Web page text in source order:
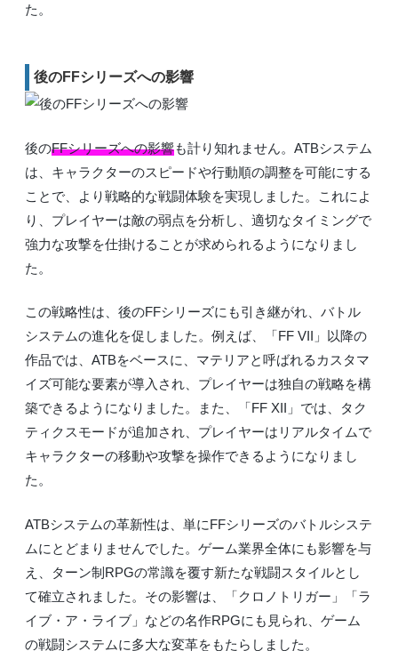
た。
後のFFシリーズへの影響
後のFFシリーズへの影響も計り知れません。ATBシステム
は、キャラクターのスピードや行動順の調整を可能にする
ことで、より戦略的な戦闘体験を実現しました。これによ
り、プレイヤーは敵の弱点を分析し、適切なタイミングで
強力な攻撃を仕掛けることが求められるようになりまし
た。
この戦略性は、後のFFシリーズにも引き継がれ、バトル
システムの進化を促しました。例えば、「FF VII」以降の
作品では、ATBをベースに、マテリアと呼ばれるカスタマ
イズ可能な要素が導入され、プレイヤーは独自の戦略を構
築できるようになりました。また、「FF XII」では、タク
ティクスモードが追加され、プレイヤーはリアルタイムで
キャラクターの移動や攻撃を操作できるようになりまし
た。
ATBシステムの革新性は、単にFFシリーズのバトルシステ
ムにとどまりませんでした。ゲーム業界全体にも影響を与
え、ターン制RPGの常識を覆す新たな戦闘スタイルとし
て確立されました。その影響は、「クロノトリガー」「ラ
イブ・ア・ライブ」などの名作RPGにも見られ、ゲーム
の戦闘システムに多大な変革をもたらしました。